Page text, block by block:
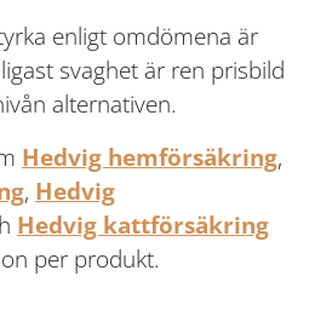
enligt omdömena är
svaghet är ren prisbild
alternativen.
Hedvig hemförsäkring,
, Hedvig
Hedvig kattförsäkring
per produkt.